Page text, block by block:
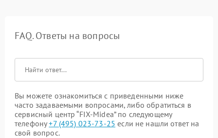
FAQ. Ответы на вопросы
Вы можете ознакомиться с приведенными ниже
часто задаваемыми вопросами, либо обратиться в
сервисный центр “FIX-Midea” по следующему
телефону+7 (495) 023-73-25 если не нашли ответ на
свой вопрос.